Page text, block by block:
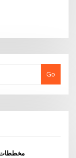
Go
مخططات